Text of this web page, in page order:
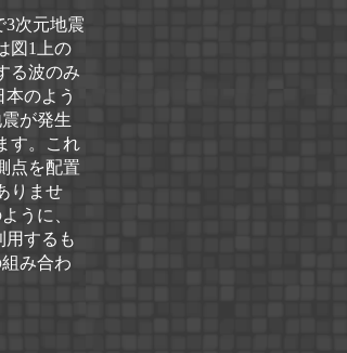
3次元地震
図1上の
る波のみ
のよう
が発生
す。これ
点を配置
りませ
うに、
用するも
み合わ